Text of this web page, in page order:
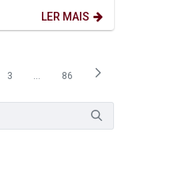
LER MAIS
Página
3 ...Páginas intermediárias Usar ABA
Página
86